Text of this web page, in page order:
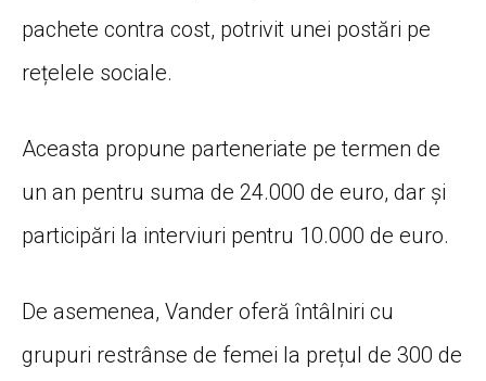
pachete contra cost, potrivit unei postări pe
rețelele sociale.
Aceasta propune parteneriate pe termen de
un an pentru suma de 24.000 de euro, dar și
participări la interviuri pentru 10.000 de euro.
De asemenea, Vander oferă întâlniri cu
grupuri restrânse de femei la prețul de 300 de